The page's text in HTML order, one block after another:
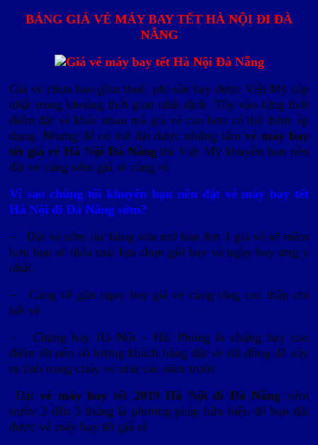
BẢNG GIÁ VÉ MÁY BAY TẾT HÀ NỘI ĐI ĐÀ
NẴNG
Giá vé chưa bao gồm thuế, phí sân bay được Việt Mỹ cập
nhật trong khoảng thời gian nhất định. Tùy vào từng thời
điểm đặt vé khác nhau mà giá vé cao hơn có thể được áp
dụng. Nhưng để có thể đặt được những tấmvé máy bay
tết giá rẻ Hà Nội Đà Nẵngthì Việt Mỹ khuyên bạn nên
đặt vé càng sớm giá sẽ càng rẻ.
Vì sao chúng tôi khuyên bạn nên đặt vé máy bay tết
Hà Nội đi Đà Nẵng sớm?
– Đặt vé sớm lúc hãng vừa mở bán đợt 1 giá vé sẽ mềm
hơn bạn sẽ thỏa mái lựa chọn giờ bay và ngày bay ưng ý
nhất.
– Càng về gần ngay bay giá vé càng tăng cao thập chí
hết vé.
– Chặng bay Hà Nội – Hải Phòng là chặng bay cao
điểm tết nên số lượng khách hàng đặt vé rất đông dễ xảy
ra tình trạng cháy vé như các năm trước
Đặtvé máy bay tết 2019 Hà Nội đi Đà Nẵng sớm
trước 2 đến 3 tháng là phương pháp hữu hiệu để bạn đặt
được vé máy bay tết giá rẻ